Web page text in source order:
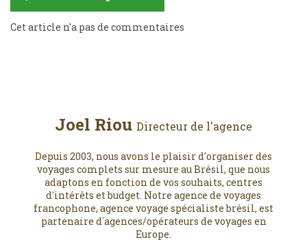
Cet article n'a pas de commentaires
Joel Riou Directeur de l'agence
Depuis 2003, nous avons le plaisir d'organiser des
voyages complets sur mesure au Brésil, que nous
adaptons en fonction de vos souhaits, centres
d'intérêts et budget. Notre agence de voyages
francophone, agence voyage spécialiste brésil, est
partenaire d´agences/opérateurs de voyages en
Europe.